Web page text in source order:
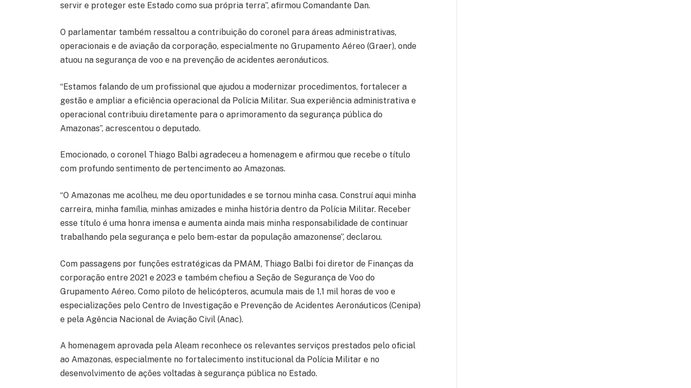
servir e proteger este Estado como sua própria terra”, afirmou Comandante Dan.
O parlamentar também ressaltou a contribuição do coronel para áreas administrativas,
operacionais e de aviação da corporação, especialmente no Grupamento Aéreo (Graer), onde
atuou na segurança de voo e na prevenção de acidentes aeronáuticos.
“Estamos falando de um profissional que ajudou a modernizar procedimentos, fortalecer a
gestão e ampliar a eficiência operacional da Polícia Militar. Sua experiência administrativa e
operacional contribuiu diretamente para o aprimoramento da segurança pública do
Amazonas”, acrescentou o deputado.
Emocionado, o coronel Thiago Balbi agradeceu a homenagem e afirmou que recebe o título
com profundo sentimento de pertencimento ao Amazonas.
“O Amazonas me acolheu, me deu oportunidades e se tornou minha casa. Construí aqui minha
carreira, minha família, minhas amizades e minha história dentro da Polícia Militar. Receber
esse título é uma honra imensa e aumenta ainda mais minha responsabilidade de continuar
trabalhando pela segurança e pelo bem-estar da população amazonense”, declarou.
Com passagens por funções estratégicas da PMAM, Thiago Balbi foi diretor de Finanças da
corporação entre 2021 e 2023 e também chefiou a Seção de Segurança de Voo do
Grupamento Aéreo. Como piloto de helicópteros, acumula mais de 1,1 mil horas de voo e
especializações pelo Centro de Investigação e Prevenção de Acidentes Aeronáuticos (Cenipa)
e pela Agência Nacional de Aviação Civil (Anac).
A homenagem aprovada pela Aleam reconhece os relevantes serviços prestados pelo oficial
ao Amazonas, especialmente no fortalecimento institucional da Polícia Militar e no
desenvolvimento de ações voltadas à segurança pública no Estado.